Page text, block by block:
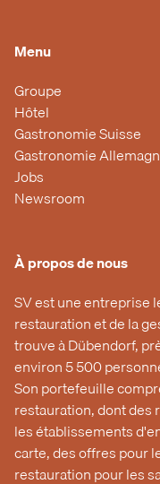
Menu
Groupe
Hôtel
Gastronomie Suisse
Gastronomie
Jobs
Newsroom
À propos de nous
SV est une entreprise
restauration et de la
trouve à Dübendorf,
environ 5 500
Son portefeuille
restauration, dont des
les établissements
carte, des offres pour
restauration pour les